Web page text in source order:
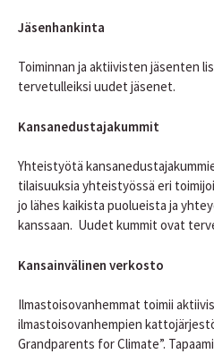
Jäsenhankinta
Toiminnan ja aktiivisten jäsenten
tervetulleiksi uudet jäsenet.
Kansanedustajakummit
Yhteistyötä
tilaisuuksia yhteistyössä eri
jo lähes kaikista puolueista ja
kanssaan. Uudet kummit ovat
Kansainvälinen verkosto
Ilmastoisovanhemmat toimii
ilmastoisovanhempien
Grandparents for Climate”.